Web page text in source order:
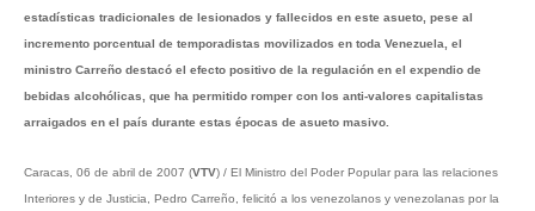
estadísticas tradicionales de lesionados y fallecidos en este asueto, pese al
incremento porcentual de temporadistas movilizados en toda Venezuela, el
ministro Carreño destacó el efecto positivo de la regulación en el expendio de
bebidas alcohólicas, que ha permitido romper con los anti-valores capitalistas
arraigados en el país durante estas épocas de asueto masivo.
Caracas, 06 de abril de 2007 (VTV) / El Ministro del Poder Popular para las relaciones
Interiores y de Justicia, Pedro Carreño, felicitó a los venezolanos y venezolanas por la